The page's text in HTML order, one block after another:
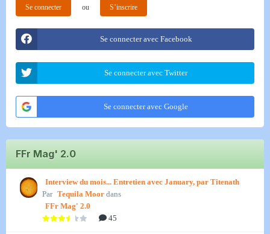
Se connecter ou S’inscrire
Se connecter avec Facebook
Se connecter avec Twitter
Se connecter avec Google
FFr Mag' 2.0
Interview du mois... Entretien avec January, par Titenath
Par Tequila Moor dans
FFr Mag' 2.0
45